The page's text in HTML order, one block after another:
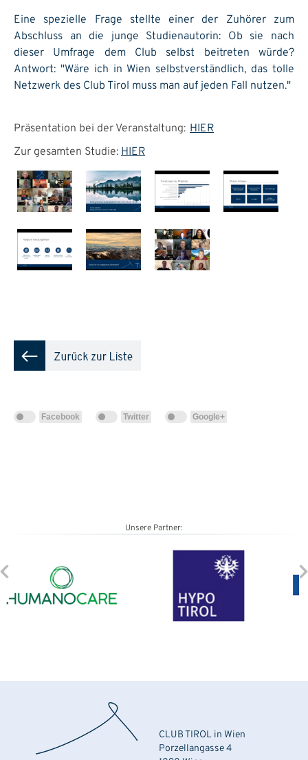
Eine spezielle Frage stellte einer der Zuhörer zum
Abschluss an die junge Studienautorin: Ob sie nach
dieser Umfrage dem Club selbst beitreten würde?
Antwort: "Wäre ich in Wien selbstverständlich, das tolle
Netzwerk des Club Tirol muss man auf jeden Fall nutzen."
Präsentation bei der Veranstaltung: HIER
Zur gesamten Studie: HIER
Facebook Twitter Google+
Unsere Partner:
CLUB TIROL in Wien
Porzellangasse 4